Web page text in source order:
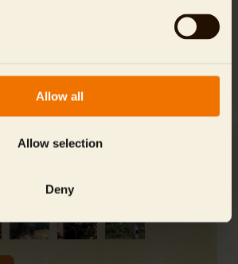
Allow all
Allow selection
Deny
zur Bearbeitung meiner Anfrage
Nach abschließender Klärung
dieser Daten kann ich jederzeit
tierpark-berlin.de
erreicht